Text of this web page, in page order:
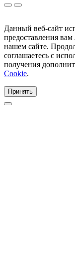
Данный веб-сайт
предоставления
нашем сайте.
соглашаетесь с
получения
Cookie.
Принять